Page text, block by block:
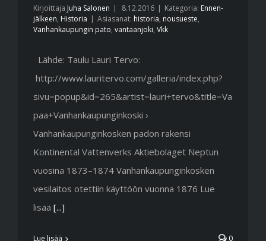
Kirjoittaja Juha Salonen | 8.12.2016 | Kategoria: Ennen-
jälkeen, Historia | Asiasanat: historia, nousueste,
Vanhankaupungin pato, vantaanjoki, Vkk
Lähde: Taulu Lauri Tervo:
http://www.lauritervo.com/galleria/index.php?
sivu=popup&id=265&artist=lauri+tervo&title=Va
paa+Vanhankaupunginkoski ›
Vanhankaupunginkosken padon rakensi
Kontinental Vattenverks Aktiebolaget Neptun
vuosina 1873–1874 Vanhankaupunginkosken
vesilaitos otettiin käyttöön vuonna 1876 Lue
lisää [...]
Lue lisää 0